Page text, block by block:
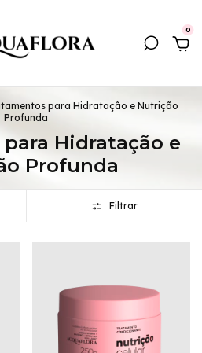
0
para Hidratação e Nutrição
Profunda
Hidratação e
Profunda
Filtrar